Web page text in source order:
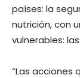
países: la
nutrición, con
vulnerables:
“Las acciones